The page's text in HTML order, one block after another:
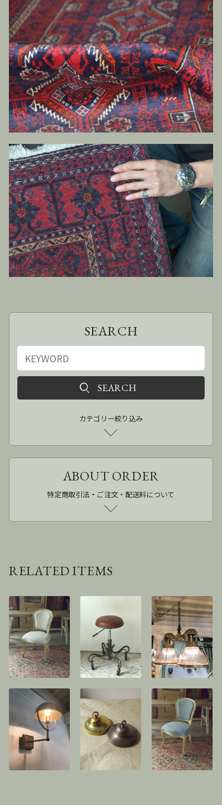
SEARCH
カテゴリー絞り込み
ABOUT ORDER
特定商取引法・ご注文・配送料について
RELATED ITEMS